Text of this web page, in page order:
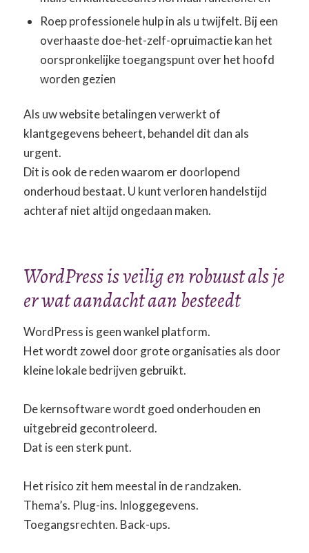
Roep professionele hulp in als u twijfelt. Bij een
overhaaste doe-het-zelf-opruimactie kan het
oorspronkelijke toegangspunt over het hoofd
worden gezien
Als uw website betalingen verwerkt of
klantgegevens beheert, behandel dit dan als
urgent.
Dit is ook de reden waarom er doorlopend
onderhoud bestaat. U kunt verloren handelstijd
achteraf niet altijd ongedaan maken.
WordPress is veilig en robuust als je
er wat aandacht aan besteedt
WordPress is geen wankel platform.
Het wordt zowel door grote organisaties als door
kleine lokale bedrijven gebruikt.
De kernsoftware wordt goed onderhouden en
uitgebreid gecontroleerd.
Dat is een sterk punt.
Het risico zit hem meestal in de randzaken.
Thema’s. Plug-ins. Inloggegevens.
Toegangsrechten. Back-ups.